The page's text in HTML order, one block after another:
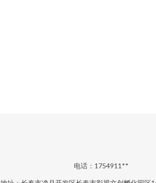
电话：1754911**